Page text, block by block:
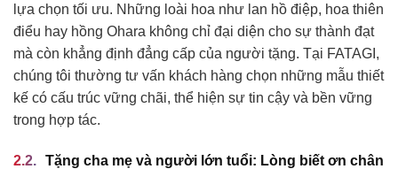
lựa chọn tối ưu. Những loài hoa như lan hồ điệp, hoa thiên
điểu hay hồng Ohara không chỉ đại diện cho sự thành đạt
mà còn khẳng định đẳng cấp của người tặng. Tại FATAGI,
chúng tôi thường tư vấn khách hàng chọn những mẫu thiết
kế có cấu trúc vững chãi, thể hiện sự tin cậy và bền vững
trong hợp tác.
Tặng cha mẹ và người lớn tuổi: Lòng biết ơn chân